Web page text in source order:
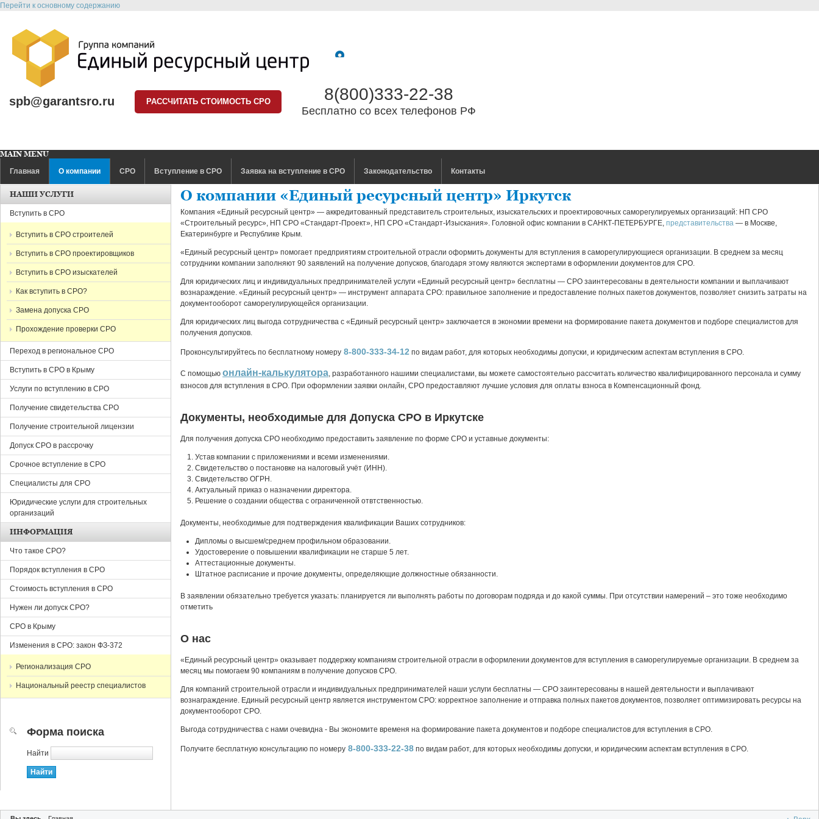
Перейти к основному содержанию
spb@garantsro.ru РАССЧИТАТЬ СТОИМОСТЬ СРО 8(800)333-22-38
Бесплатно со всех телефонов РФ
MAIN MENU
Главная
О компании СРО Вступление в СРО Заявка на вступление в СРО Законодательство Контакты
О компании «Единый ресурсный центр» Иркутск
Компания «Единый ресурсный центр» — аккредитованный представитель строительных, изыскательских и проектировочных саморегулируемых организаций: НП СРО
«Строительный ресурс», НП СРО «Стандарт-Проект», НП СРО «Стандарт-Изыскания». Головной офис компании в САНКТ-ПЕТЕРБУРГЕ,представительства — в Москве,
Екатеринбурге и Республике Крым.
«Единый ресурсный центр» помогает предприятиям строительной отрасли оформить документы для вступления в саморегулирующиеся организации. В среднем за месяц
сотрудники компании заполняют 90 заявлений на получение допусков, благодаря этому являются экспертами в оформлении документов для СРО.
Для юридических лиц и индивидуальных предпринимателей услуги «Единый ресурсный центр» бесплатны — СРО заинтересованы в деятельности компании и выплачивают
вознараждение. «Единый ресурсный центр» — инструмент аппарата СРО: правильное заполнение и предоставление полных пакетов документов, позволяет снизить затраты на
документооборот саморегулирующейся организации.
Для юридических лиц выгода сотрудничества с «Единый ресурсный центр» заключается в экономии времени на формирование пакета документов и подборе специалистов для
получения допусков.
Проконсультируйтесь по бесплатному номеру 8-800-333-34-12 по видам работ, для которых необходимы допуски, и юридическим аспектам вступления в СРО.
С помощьюонлайн-калькулятора, разработанного нашими специалистами, вы можете самостоятельно рассчитать количество квалифицированного персонала и сумму
взносов для вступления в СРО. При оформлении заявки онлайн, СРО предоставляют лучшие условия для оплаты взноса в Компенсационный фонд.
Документы, необходимые для Допуска СРО в Иркутске
Для получения допуска СРО необходимо предоставить заявление по форме СРО и уставные документы:
Устав компании с приложениями и всеми изменениями.
Cвидетельство о постановке на налоговый учёт (ИНН).
Cвидетельство ОГРН.
Актуальный приказ о назначении директора.
Решение о создании общества с ограниченной отвтственностью.
Документы, необходимые для подтверждения квалификации Ваших сотрудников:
Дипломы о высшем/среднем профильном образовании.
Удостоверение о повышении квалификации не старше 5 лет.
Аттестационные документы.
Штатное расписание и прочие документы, определяющие должностные обязанности.
В заявлении обязательно требуется указать: планируется ли выполнять работы по договорам подряда и до какой суммы. При отсутствии намерений – это тоже необходимо
отметить
О нас
«Единый ресурсный центр» оказывает поддержку компаниям строительной отрасли в оформлении документов для вступления в саморегулируемые организации. В среднем за
месяц мы помогаем 90 компаниям в получение допусков СРО.
Для компаний строительной отрасли и индивидуальных предпринимателей наши услуги бесплатны — СРО заинтересованы в нашей деятельности и выплачивают
вознаграждение. Единый ресурсный центр является инструментом СРО: корректное заполнение и отправка полных пакетов документов, позволяет оптимизировать ресурсы на
документооборот СРО.
Выгода сотрудничества с нами очевидна - Вы экономите временя на формирование пакета документов и подборе специалистов для вступления в СРО.
Получите бесплатную консультацию по номеру 8-800-333-22-38 по видам работ, для которых необходимы допуски, и юридическим аспектам вступления в СРО.
НАШИ УСЛУГИ
Вступить в СРО
Вступить в СРО строителей
Вступить в СРО проектировщиков
Вступить в СРО изыскателей
Как вступить в СРО?
Замена допуска СРО
Прохождение проверки СРО
Переход в региональное СРО
Вступить в СРО в Крыму
Услуги по вступлению в СРО
Получение свидетельства СРО
Получение строительной лицензии
Допуск СРО в рассрочку
Срочное вступление в СРО
Специалисты для СРО
Юридические услуги для строительных
организаций
ИНФОРМАЦИЯ
Что такое СРО?
Порядок вступления в СРО
Стоимость вступления в СРО
Нужен ли допуск СРО?
СРО в Крыму
Изменения в СРО: закон ФЗ-372
Регионализация СРО
Национальный реестр специалистов
Форма поиска
Найти